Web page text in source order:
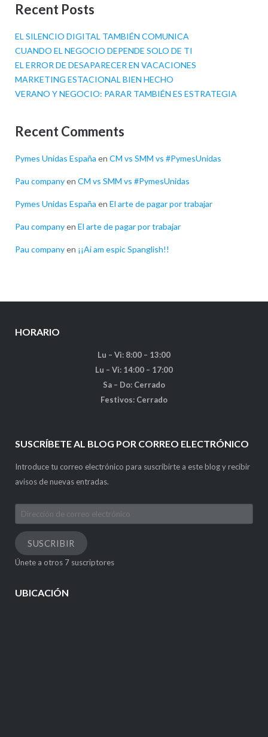
Recent Posts
EL SILENCIO DIGITAL TAMBIÉN COMUNICA
CUANDO EL NEGOCIO DEPENDE SOLO DE TI
EL ERROR DE DESAPARECER EN VACACIONES
MARKETING ESTACIONAL BIEN HECHO
VERANO Y NEGOCIO: PARAR TAMBIÉN ES ESTRATEGIA
Recent Comments
Pymes Unidas España en CM vs SMM vs #PymesUnidas
Pau companyen CM vs SMM vs #PymesUnidas
Pymes Unidas España en El arte de pagar por trabajar
Pau companyen El arte de pagar por trabajar
Pau companyen ¡¡Ai am espic Spanglish!!
HORARIO
Lu – Vi: 8:00 – 13:00
Lu – Vi: 14:00 – 17:00
Sa – Do: Cerrado
Festivos: Cerrado
SUSCRÍBETE AL BLOG POR CORREO ELECTRÓNICO
Introduce tu correo electrónico para suscribirte a este blog y recibir
avisos de nuevas entradas.
Dirección
de
correo
electrónico
SUSCRIBIR
Únete a otros 7 suscriptores
UBICACIÓN